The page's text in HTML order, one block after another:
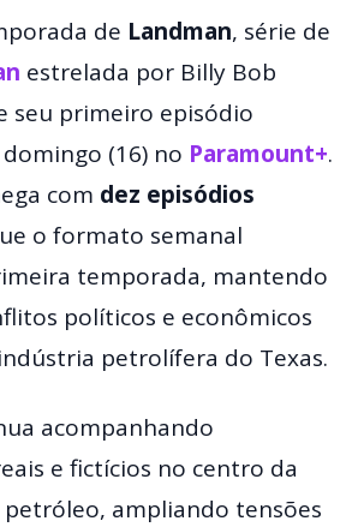
de Landman, série de
estrelada por Billy Bob
seu primeiro episódio
(16) no Paramount+.
com dez episódios
o formato semanal
temporada, mantendo
políticos e econômicos
petrolífera do Texas.
acompanhando
e fictícios no centro da
ampliando tensões